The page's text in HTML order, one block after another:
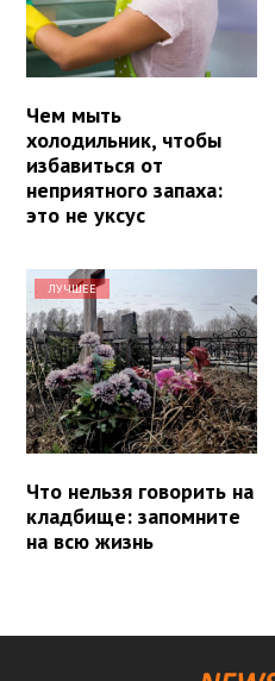
Чем мыть
холодильник, чтобы
избавиться от
неприятного запаха:
это не уксус
ЛУЧШЕЕ
Что нельзя говорить на
кладбище: запомните
на всю жизнь